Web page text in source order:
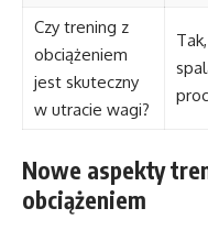
Czy trening z
obciążeniem
jest skuteczny
w utracie wagi?
Nowe aspekty
obciążeniem